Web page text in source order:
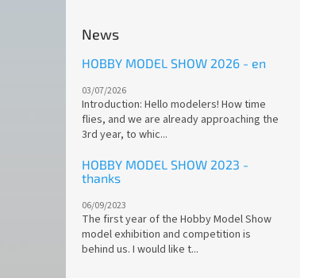
News
HOBBY MODEL SHOW 2026 - en
03/07/2026
Introduction: Hello modelers! How time
flies, and we are already approaching the
3rd year, to whic...
HOBBY MODEL SHOW 2023 -
thanks
06/09/2023
The first year of the Hobby Model Show
model exhibition and competition is
behind us. I would like t...